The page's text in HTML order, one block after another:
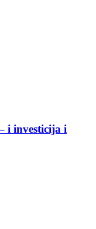
i investicija i